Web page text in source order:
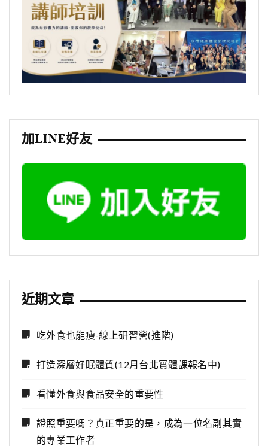
加LINE好友
近期文章
吃外食也能瘦-線上研習營(進階)
打造深層好眠體質(12月台北實體課報名中)
看懂外食與食品安全的重要性
證照重要嗎？真正重要的是，成為一位名副其實
的專業工作者